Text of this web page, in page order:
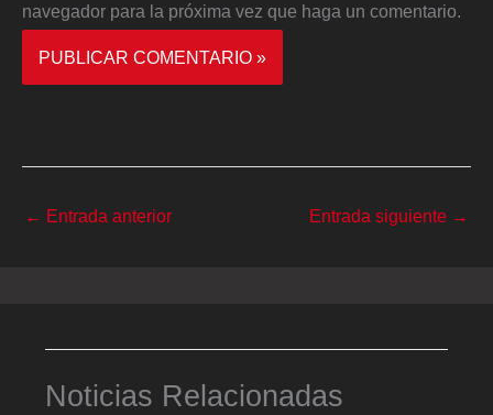
navegador para la próxima vez que haga un comentario.
← Entrada anterior Entrada siguiente →
Noticias Relacionadas